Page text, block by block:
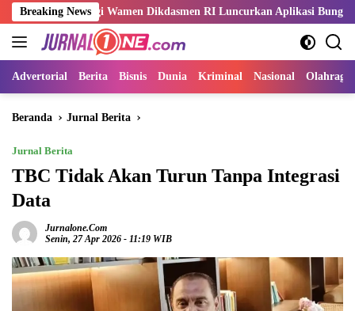
Langsung
ke
konten
Breaking News
Wamen Dikdasmen RI Luncurkan Aplikasi Bungo Pintar
Advertorial Berita Bisnis Dunia Kriminal Nasional Olahraga
Beranda Jurnal Berita
Jurnal Berita
TBC Tidak Akan Turun Tanpa Integrasi
Data
Jurnalone.com
Senin, 27 Apr 2026 - 11:19 WIB